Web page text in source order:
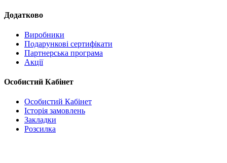
Додатково
Виробники
Подарункові сертифікати
Партнерська програма
Акції
Особистий Кабінет
Особистий Кабінет
Історія замовлень
Закладки
Розсилка